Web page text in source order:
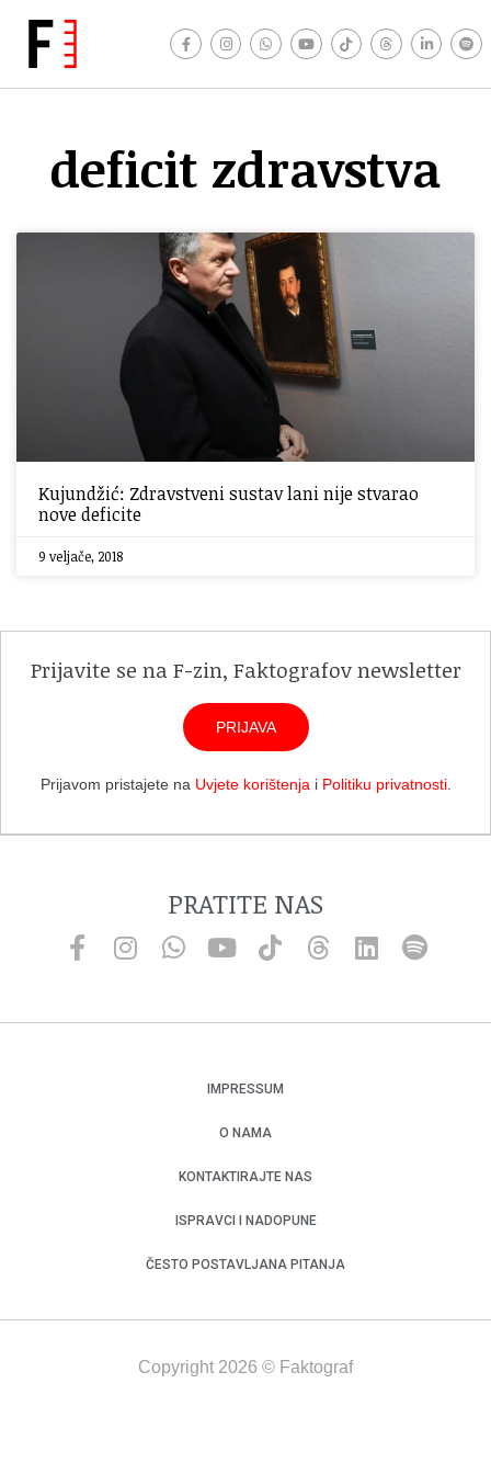
deficit zdravstva
Kujundžić: Zdravstveni sustav lani nije stvarao
nove deficite
9 veljače, 2018
Prijavite se na F-zin, Faktografov newsletter
PRIJAVA
Prijavom pristajete na Uvjete korištenja i Politiku privatnosti.
PRATITE NAS
IMPRESSUM
O NAMA
KONTAKTIRAJTE NAS
ISPRAVCI I NADOPUNE
ČESTO POSTAVLJANA PITANJA
Copyright 2026 © Faktograf